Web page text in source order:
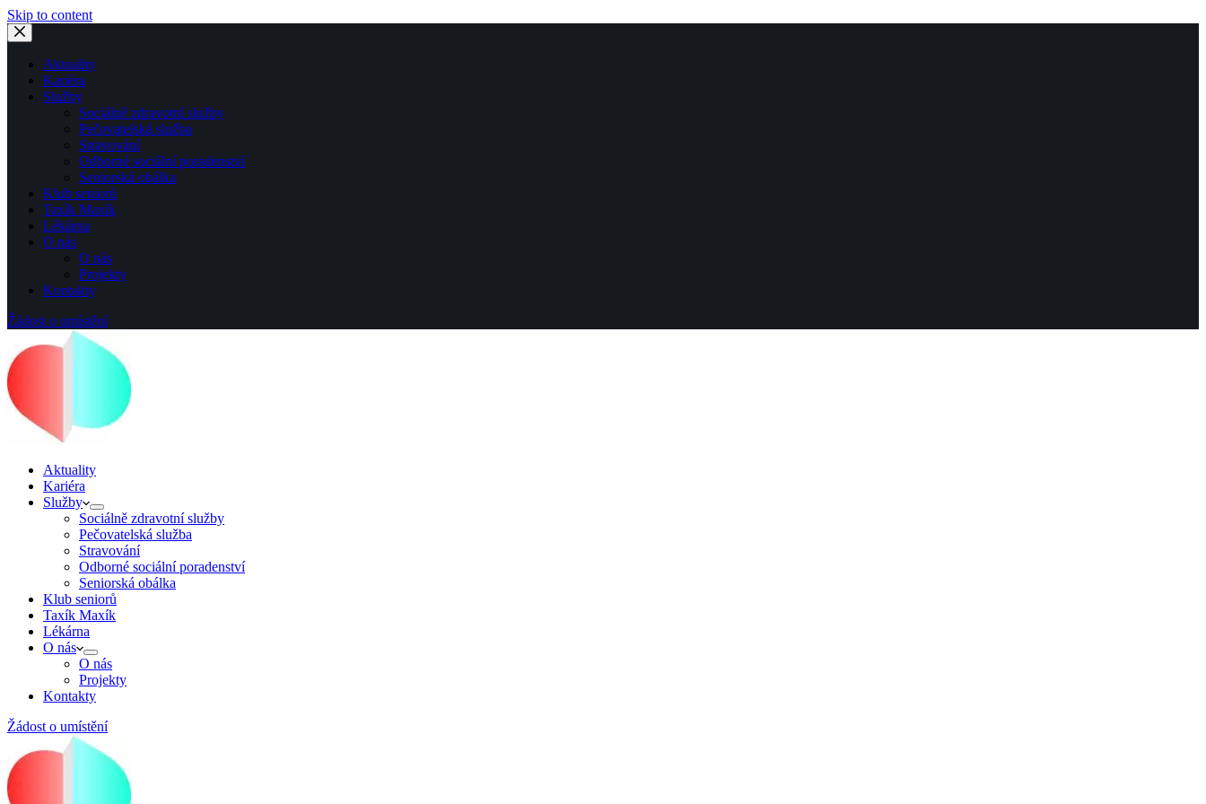
Skip to content
Aktuality
Kariéra
Služby
Sociálně zdravotní služby
Pečovatelská služba
Stravování
Odborné sociální poradenství
Seniorská obálka
Klub seniorů
Taxík Maxík
Lékárna
O nás
O nás
Projekty
Kontakty
Žádost o umístění
Aktuality
Kariéra
Služby
Sociálně zdravotní služby
Pečovatelská služba
Stravování
Odborné sociální poradenství
Seniorská obálka
Klub seniorů
Taxík Maxík
Lékárna
O nás
O nás
Projekty
Kontakty
Žádost o umístění